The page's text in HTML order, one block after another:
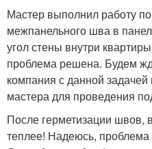
Мастер выполнил работу
межпанельного шва в
угол стены внутри
проблема решена. Будем
компания с данной
мастера для проведения
После герметизации швов,
теплее! Надеюсь, проблема